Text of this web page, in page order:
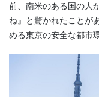
前、南米のある国の人
ね』と驚かれたことが
める東京の安全な都市